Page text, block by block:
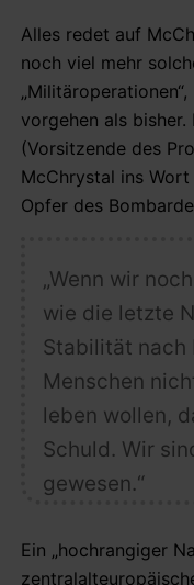
Alles redet auf
noch viel mehr
vorgehen als
(Vorsitzende des
McChrystal ins
Opfer des
„Wenn wir
wie die letzte
Stabilität nach
Menschen
leben wollen,
Schuld. Wir
gewesen.“
Ein „hochrangiger